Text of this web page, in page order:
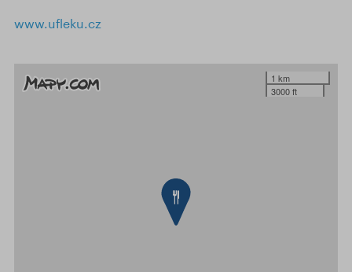
www.ufleku.cz
1 km
3000 ft